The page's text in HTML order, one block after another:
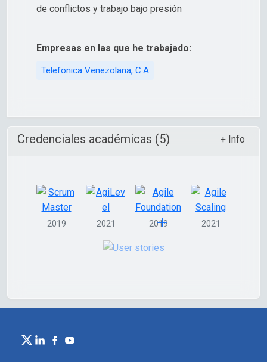
de conflictos y trabajo bajo presión
Empresas en las que he trabajado:
Telefonica Venezolana, C.A
Credenciales académicas (5) + Info
2019 2021 2019 2021